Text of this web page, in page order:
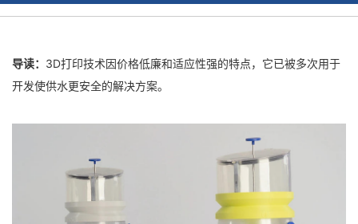
导读： 3D打印技术因价格低廉和适应性强的特点，它已被多次用于
开发使供水更安全的解决方案。